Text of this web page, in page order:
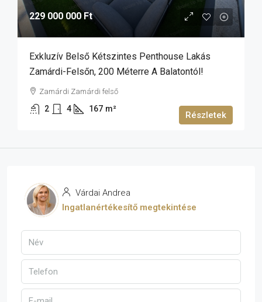
229 000 000 Ft
Exkluzív Belső Kétszintes Penthouse Lakás
Zamárdi-Felsőn, 200 Méterre A Balatontól!
Zamárdi Zamárdi felső
2 4 167 m²
Részletek
Várdai Andrea
Ingatlanértékesítő megtekintése